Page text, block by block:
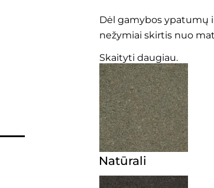
Dėl gamybos ypatumų
nežymiai skirtis nuo
Skaityti daugiau.
Natūrali